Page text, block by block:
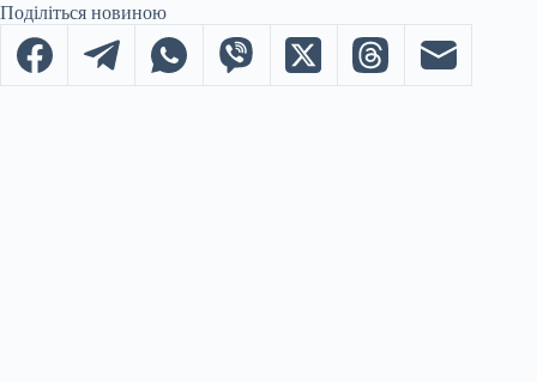
Поділіться новиною